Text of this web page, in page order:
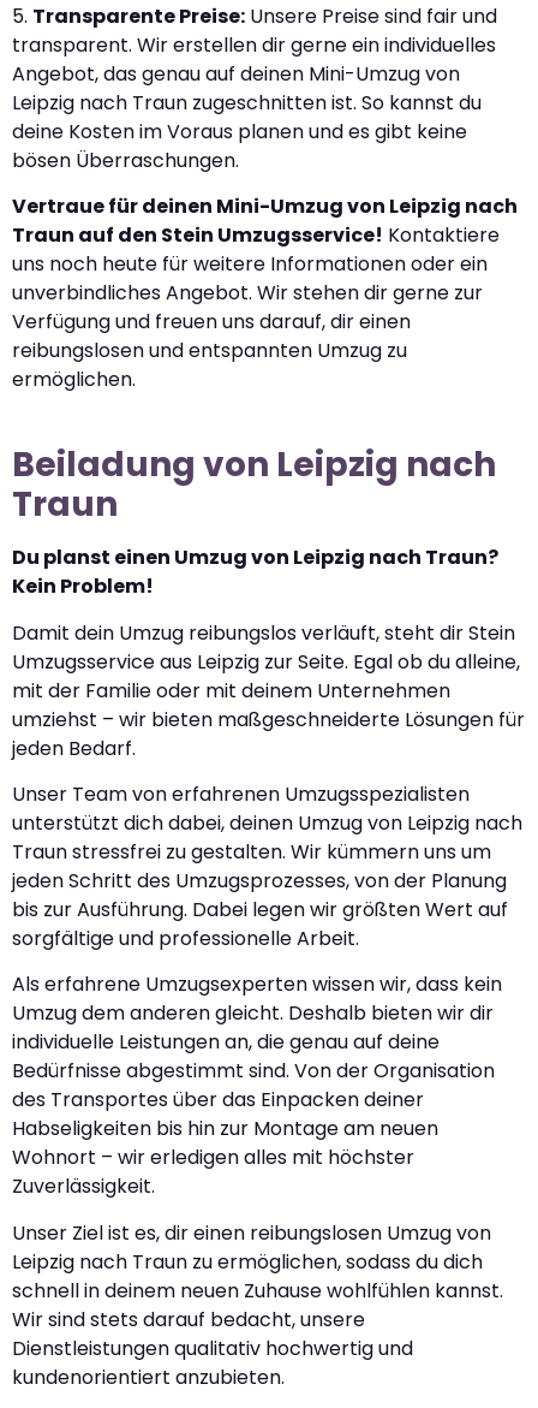
5. Transparente Preise: Unsere Preise sind fair und
transparent. Wir erstellen dir gerne ein individuelles
Angebot, das genau auf deinen Mini-Umzug von
Leipzig nach Traun zugeschnitten ist. So kannst du
deine Kosten im Voraus planen und es gibt keine
bösen Überraschungen.
Vertraue für deinen Mini-Umzug von Leipzig nach
Traun auf den Stein Umzugsservice! Kontaktiere
uns noch heute für weitere Informationen oder ein
unverbindliches Angebot. Wir stehen dir gerne zur
Verfügung und freuen uns darauf, dir einen
reibungslosen und entspannten Umzug zu
ermöglichen.
Beiladung von Leipzig nach
Traun
Du planst einen Umzug von Leipzig nach Traun?
Kein Problem!
Damit dein Umzug reibungslos verläuft, steht dir Stein
Umzugsservice aus Leipzig zur Seite. Egal ob du alleine,
mit der Familie oder mit deinem Unternehmen
umziehst – wir bieten maßgeschneiderte Lösungen für
jeden Bedarf.
Unser Team von erfahrenen Umzugsspezialisten
unterstützt dich dabei, deinen Umzug von Leipzig nach
Traun stressfrei zu gestalten. Wir kümmern uns um
jeden Schritt des Umzugsprozesses, von der Planung
bis zur Ausführung. Dabei legen wir größten Wert auf
sorgfältige und professionelle Arbeit.
Als erfahrene Umzugsexperten wissen wir, dass kein
Umzug dem anderen gleicht. Deshalb bieten wir dir
individuelle Leistungen an, die genau auf deine
Bedürfnisse abgestimmt sind. Von der Organisation
des Transportes über das Einpacken deiner
Habseligkeiten bis hin zur Montage am neuen
Wohnort – wir erledigen alles mit höchster
Zuverlässigkeit.
Unser Ziel ist es, dir einen reibungslosen Umzug von
Leipzig nach Traun zu ermöglichen, sodass du dich
schnell in deinem neuen Zuhause wohlfühlen kannst.
Wir sind stets darauf bedacht, unsere
Dienstleistungen qualitativ hochwertig und
kundenorientiert anzubieten.